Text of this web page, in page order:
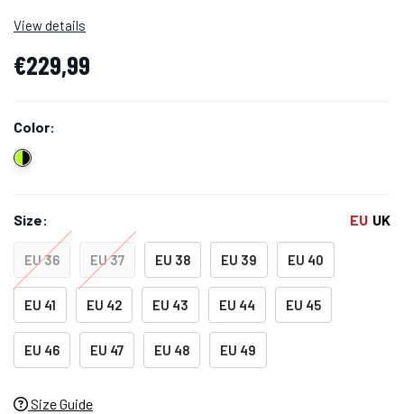
View details
€229,99
Color:
Size: EU UK
EU 36 EU 37 EU 38 EU 39 EU 40
EU 41 EU 42 EU 43 EU 44 EU 45
EU 46 EU 47 EU 48 EU 49
Size Guide